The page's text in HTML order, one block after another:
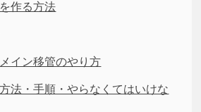
作る方法
イン移管のやり方
法・手順・やらなくてはいけな